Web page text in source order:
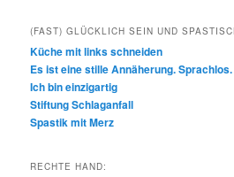
(FAST) GLÜCKLICH SEIN UND
Küche mit links schneiden
Es ist eine stille Annäherung. Sprachlos.
Ich bin einzigartig
Stiftung Schlaganfall
Spastik mit Merz
RECHTE HAND: